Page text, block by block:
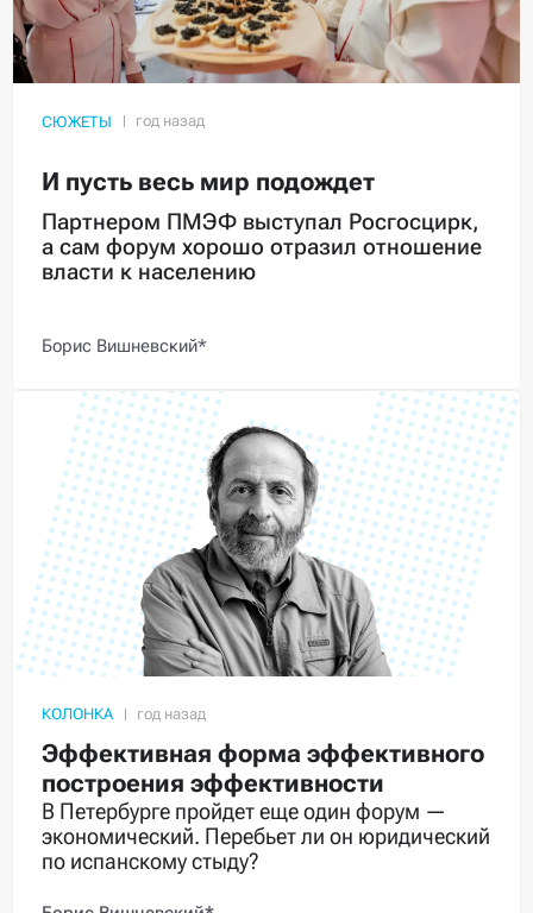
СЮЖЕТЫ
И пусть весь мир подождет
Партнером ПМЭФ выступал Росгосцирк,
а сам форум хорошо отразил отношение
власти к населению
Борис Вишневский*
КОЛОНКА
Эффективная форма эффективного
построения эффективности
В Петербурге пройдет еще один форум —
экономический. Перебьет ли он юридический
по испанскому стыду?